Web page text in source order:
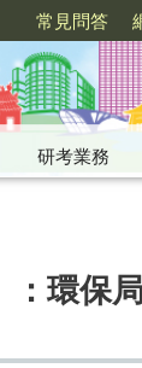
常見問答
研考業務
環保